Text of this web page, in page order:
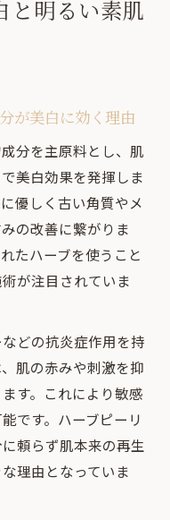
と明るい素肌
が美白に効く理由
分を主原料とし、肌
美白効果を発揮しま
優しく古い角質やメ
の改善に繋がりま
たハーブを使うこと
が注目されていま
どの抗炎症作用を持
肌の赤みや刺激を抑
す。これにより敏感
です。ハーブピーリ
頼らず肌本来の再生
理由となっていま